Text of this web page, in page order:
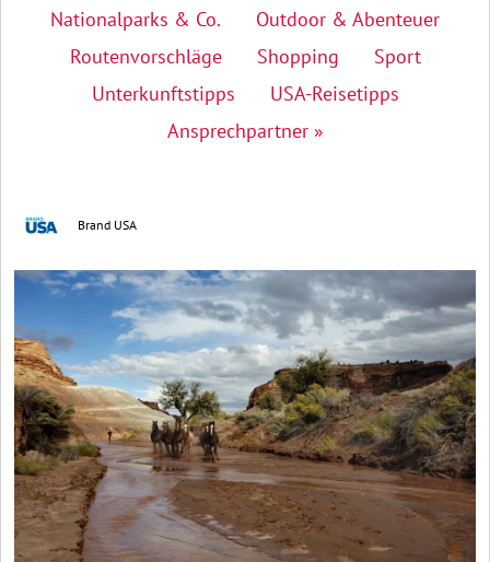
Nationalparks & Co.
Outdoor & Abenteuer
Routenvorschläge
Shopping
Sport
Unterkunftstipps
USA-Reisetipps
Ansprechpartner »
Brand USA